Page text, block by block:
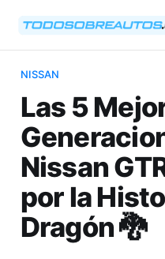
NISSAN
Las 5
Nissan
por la
Dragón 🐉